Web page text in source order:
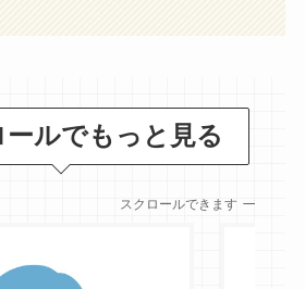
ルでもっと見る
スクロールできます